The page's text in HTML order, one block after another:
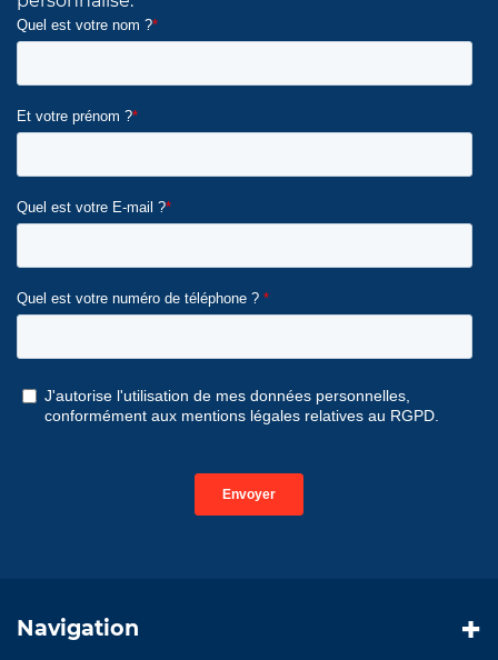
Navigation